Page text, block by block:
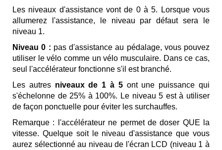
Les niveaux d'assistance vont de 0 à 5. Lorsque vous
allumerez l'assistance, le niveau par défaut sera le
niveau 1.
Niveau 0 : pas d'assistance au pédalage, vous pouvez
utiliser le vélo comme un vélo musculaire. Dans ce cas,
seul l'accélérateur fonctionne s'il est branché.
Les autres niveaux de 1 à 5ont une puissance qui
s'échelonne de 25% à 100%. Le niveau 5 est à utiliser
de façon ponctuelle pour éviter les surchauffes.
Remarque : l'accélérateur ne permet de doser QUE la
vitesse. Quelque soit le niveau d'assistance que vous
aurez sélectionné au niveau de l'écran LCD (niveau 1 à